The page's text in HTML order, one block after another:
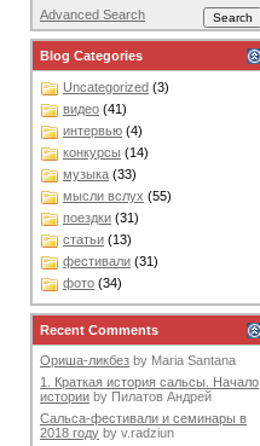
Advanced Search
Blog Categories
Uncategorized (3)
видео (41)
интервью (4)
конкурсы (14)
музыка (33)
мысли вслух (55)
поездки (31)
статьи (13)
фестивали (31)
фото (34)
Recent Comments
Ориша-ликбез by Maria Santana
1. Краткая история сальсы. Начало
истории by Пилатов Андрей
Сальса-фестивали и семинары в
2018 году by v.radziun